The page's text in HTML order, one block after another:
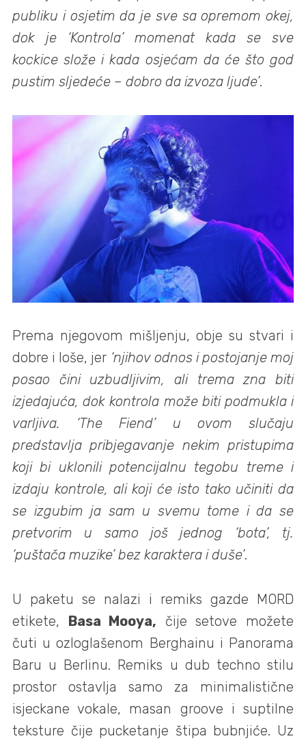
publiku i osjetim da je sve sa opremom okej,
dok je ‘Kontrola’ momenat kada se sve
kockice slože i kada osjećam da će što god
pustim sljedeće – dobro da izvoza ljude’.
Prema njegovom mišljenju, obje su stvari i
dobre i loše, jer ‘njihov odnos i postojanje moj
posao čini uzbudljivim, ali trema zna biti
izjedajuća, dok kontrola može biti podmukla i
varljiva. ‘The Fiend’ u ovom slučaju
predstavlja pribjegavanje nekim pristupima
koji bi uklonili potencijalnu tegobu treme i
izdaju kontrole, ali koji će isto tako učiniti da
se izgubim ja sam u svemu tome i da se
pretvorim u samo još jednog ‘bota’, tj.
‘puštača muzike’ bez karaktera i duše’.
U paketu se nalazi i remiks gazde MORD
etikete,
Basa Mooya, čije setove možete
čuti u ozloglašenom Berghainu i Panorama
Baru u Berlinu. Remiks u dub techno stilu
prostor ostavlja samo za minimalistične
isjeckane vokale, masan groove i suptilne
teksture čije pucketanje štipa bubnjiće. Uz